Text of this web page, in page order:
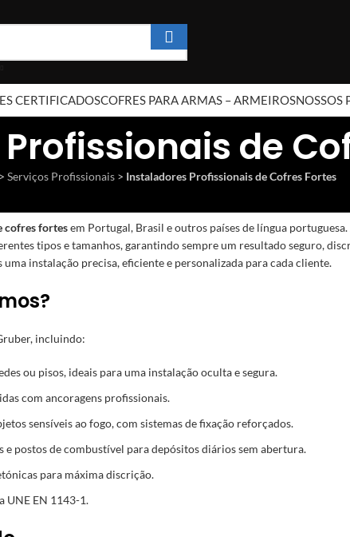
CERTIFICADOSCOFRES PARA ARMAS – ARMEIROSNOSSOS
de
Serviços Profissionais> Instaladores Profissionais de Cofres Fortes
cofres fortesem Portugal, Brasil e outros países de língua
tipos e tamanhos, garantindo sempre um resultado seguro,
uma instalação precisa, eficiente e personalizada para cada cliente.
incluindo:
ou pisos, ideais para uma instalação oculta e segura.
com ancoragens profissionais.
sensíveis ao fogo, com sistemas de fixação reforçados.
postos de combustível para depósitos diários sem abertura.
para máxima discrição.
UNE EN 1143-1.